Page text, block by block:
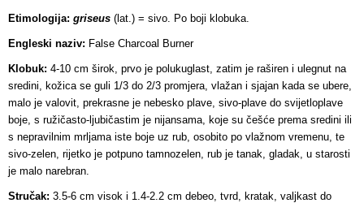
Etimologija: griseus (lat.) = sivo. Po boji klobuka.
Engleski naziv: False Charcoal Burner
Klobuk: 4-10 cm širok, prvo je polukuglast, zatim je raširen i ulegnut na
sredini, kožica se guli 1/3 do 2/3 promjera, vlažan i sjajan kada se ubere,
malo je valovit, prekrasne je nebesko plave, sivo-plave do svijetloplave
boje, s ružičasto-ljubičastim je nijansama, koje su češće prema sredini ili
s nepravilnim mrljama iste boje uz rub, osobito po vlažnom vremenu, te
sivo-zelen, rijetko je potpuno tamnozelen, rub je tanak, gladak, u starosti
je malo narebran.
Stručak: 3.5-6 cm visok i 1.4-2.2 cm debeo, tvrd, kratak, valjkast do